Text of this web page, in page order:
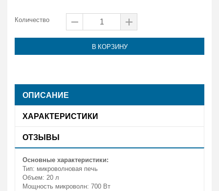
Количество
В КОРЗИНУ
ОПИСАНИЕ
ХАРАКТЕРИСТИКИ
ОТЗЫВЫ
Основные характеристики:
Тип: микроволновая печь
Объем: 20 л
Мощность микроволн: 700 Вт